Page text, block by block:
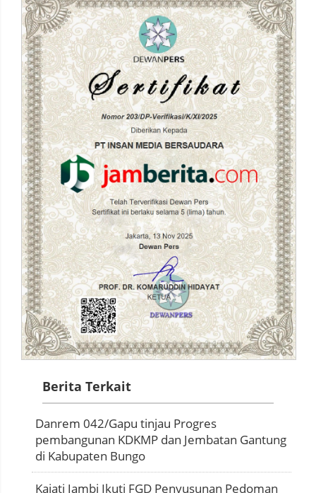
Berita Terkait
Danrem 042/Gapu tinjau Progres
pembangunan KDKMP dan Jembatan Gantung
di Kabupaten Bungo
Kajati Jambi Ikuti FGD Penyusunan Pedoman